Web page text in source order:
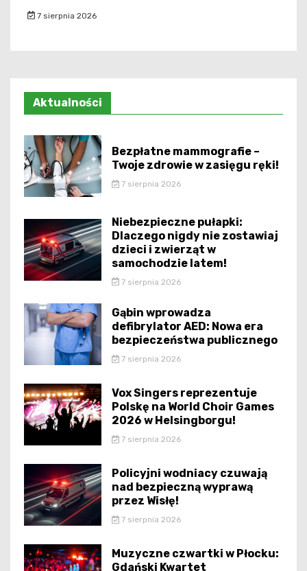
7 sierpnia 2026
Aktualności
Bezpłatne mammografie –
Twoje zdrowie w zasięgu ręki!
7 sierpnia 2026
Niebezpieczne pułapki:
Dlaczego nigdy nie zostawiaj
dzieci i zwierząt w
samochodzie latem!
7 sierpnia 2026
Gąbin wprowadza
defibrylator AED: Nowa era
bezpieczeństwa publicznego
7 sierpnia 2026
Vox Singers reprezentuje
Polskę na World Choir Games
2026 w Helsingborgu!
7 sierpnia 2026
Policyjni wodniacy czuwają
nad bezpieczną wyprawą
przez Wisłę!
7 sierpnia 2026
Muzyczne czwartki w Płocku:
Gdański Kwartet